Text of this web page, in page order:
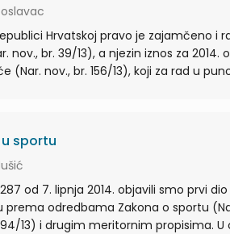
Hrvatskoj pravo je zajamčeno i
nov., br. 39/13), a njezin iznos za 2014.
(Nar. nov., br. 156/13), koji za rad u
sportu
od 7. lipnja 2014. objavili smo prvi
odredbama Zakona o sportu
i 94/13) i drugim meritornim propisima.